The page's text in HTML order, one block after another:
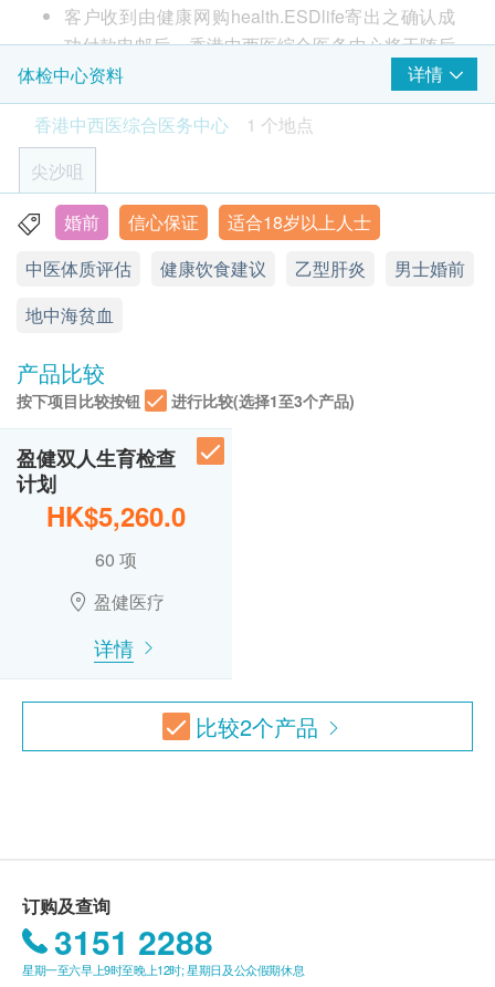
紅血球平均體積
红血球平均红蛋白
红血球分布寛度
白血球
嗜中性白血球百份比
淋巴球百份比
单核白血球百份比
嗜酸性白血球百份比
嗜碱性白血球百份比
中性粒细胞
淋巴白血球
嗜酸性粒细胞
嗜碱性粒细胞
平均血红蛋白浓度
泌尿情况
小便颜色
小便清浊度
小便比重
小便尿糖
小便蛋白定量
小便胆红素定性
小便尿胆原定性
血红蛋白定性
小便细菌
小便上皮细胞
乙型肝炎检查
HK$ 1,200.0
或准备生育之男性的全面健康检查。计划含近50个项
目化验分析，包括血液检查、血清测试、乙型肝炎测
试、尿液常规检查、尿液镜检、精液分析及血红蛋白
电泳(地中海贫血) 检测。
本计划能有效帮助全面了解身体健康状况、家族病史
及遗传基因等认识。
透过检测而得知有否贫血、白血球过多症、血癌、乙
型肝炎、引起新生儿溶血症的Rh因子、地中海贫血、
梅毒、爱滋病毒等有可能会传染或影响下一代的疾病
和因子，可以有更充足的心理准备、予以应对及治
理，以确保下一代健康快乐地成长。
客户收到由健康网购health.ESDlife寄出之确认成
功付款电邮后，香港中西医综合医务中心将于随后
1-2个工作天办公时间内，致电客户预约身体检查
的时间及地点。客户亦可致电查询或在订单确认后
1个工作天致电该中心预约。
客户必须于预约当天出示身份证及列印订购确认信
以确认身份。
验身过程由医护人员主理。
如由注册西医解释报告，须额外加 $350诊金。
健康检查计划不适用于星期日及公众假期 。
健康检查计划有效期为6个月，客户必须于6个月内
(由确认付款日期起计)接受有关检查，逾期作废。
订购一经确认，不设更改已订购的计划，转让给第
三者及／或退款。
如有争议，健康网购health.ESDlife保留最后决定
权。
所有健康检查并非作为医务诊断或治疗用途。
免责声明：
所有健康检查/服务并非作为医务诊断或治疗用
途。当阁下身体健康出现任何疾病征兆时，应立即
咨询有认可资格的医生，作出诊断及治疗。
本服务/产品由商户提供。生活易【健康网购
health.ESDlife】并没有经营或提供本服务/产品。
有关此服务/产品的错漏或延误，或因使用此服务/
产品而引致的损失、损害、受伤或法律诉讼，健康
体检中心资料
详情
香港中西医综合医务中心
1 个地点
尖沙咀
香港九龙尖沙咀堪富利士道8号格兰中心7楼701-2室 (港铁
星期一至五: 9:30a.m. – 7:30p.m.
星期六: 9:30a.m. – 2:00p.m.
星期日及公众假期: 休息
中医
星期一至五(星期三除外): 9:30a.m. – 12:00p.m.
星期三: 11:00a.m. – 7:30p.m.
星期六: 9:30a.m. – 2:00p.m.
婚前 信心保证
适合18岁以上人士
中医体质评估
健康饮食建议 乙型肝炎
男士婚前
地中海贫血
产品比较
按下项目比较按钮 进行比较(选择1至3个产品)
盈健双人生育检查
计划
HK$5,260.0
60 项
盈健医疗
详情
比较2个产品
订购及查询
3151 2288
星期一至六早上9时至晚上12时; 星期日及公众假期休息